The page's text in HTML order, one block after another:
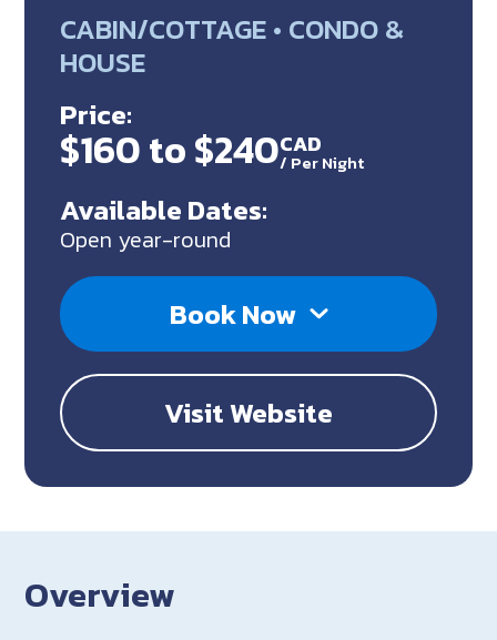
CABIN/COTTAGE • CONDO &
HOUSE
Price:
$160 to $240CAD
/ Per Night
Available Dates:
Open year-round
Book Now
Visit Website
Overview